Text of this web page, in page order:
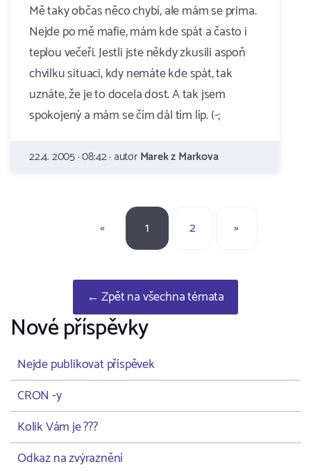
Mě taky občas něco chybí, ale mám se prima.
Nejde po mě mafie, mám kde spát a často i
teplou večeři. Jestli jste někdy zkusili aspoň
chvilku situaci, kdy nemáte kde spát, tak
uznáte, že je to docela dost. A tak jsem
spokojený a mám se čím dál tím líp. (-;
22.4. 2005 · 08:42 · autorMarek z Markova
« 1 2 »
← Zpět na všechna témata
Nové příspěvky
Nejde publikovat příspěvek
CRON -y
Kolik Vám je ???
Odkaz na zvýraznění